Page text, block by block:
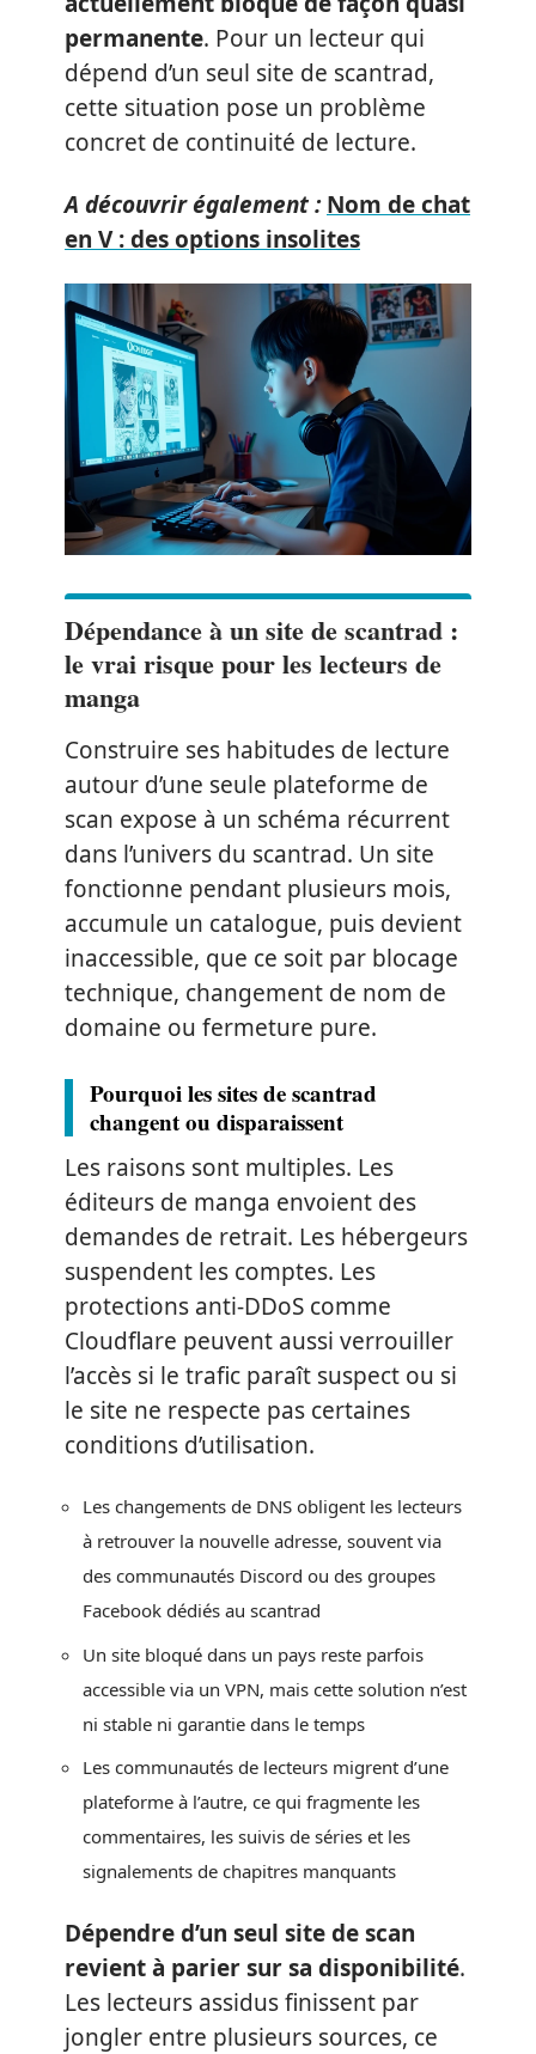
permanente. Pour un lecteur qui
dépend d’un seul site de scantrad,
cette situation pose un problème
concret de continuité de lecture.
A découvrir également : Nom de chat
en V : des options insolites
Dépendance à un site de scantrad :
le vrai risque pour les lecteurs de
manga
Construire ses habitudes de lecture
autour d’une seule plateforme de
scan expose à un schéma récurrent
dans l’univers du scantrad. Un site
fonctionne pendant plusieurs mois,
accumule un catalogue, puis devient
inaccessible, que ce soit par blocage
technique, changement de nom de
domaine ou fermeture pure.
Pourquoi les sites de scantrad
changent ou disparaissent
Les raisons sont multiples. Les
éditeurs de manga envoient des
demandes de retrait. Les hébergeurs
suspendent les comptes. Les
protections anti-DDoS comme
Cloudflare peuvent aussi verrouiller
l’accès si le trafic paraît suspect ou si
le site ne respecte pas certaines
conditions d’utilisation.
Les changements de DNS obligent les lecteurs
à retrouver la nouvelle adresse, souvent via
des communautés Discord ou des groupes
Facebook dédiés au scantrad
Un site bloqué dans un pays reste parfois
accessible via un VPN, mais cette solution n’est
ni stable ni garantie dans le temps
Les communautés de lecteurs migrent d’une
plateforme à l’autre, ce qui fragmente les
commentaires, les suivis de séries et les
signalements de chapitres manquants
Dépendre d’un seul site de scan
revient à parier sur sa disponibilité.
Les lecteurs assidus finissent par
jongler entre plusieurs sources, ce